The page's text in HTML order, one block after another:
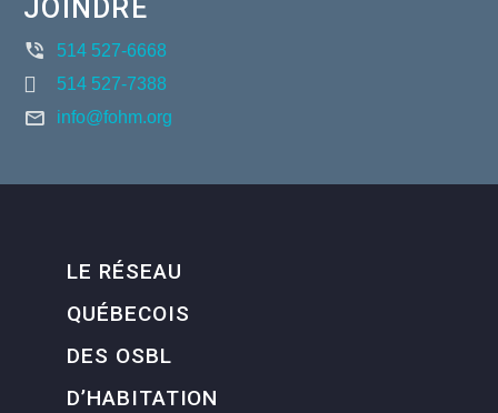
JOINDRE
514 527-6668
514 527-7388
info@fohm.org
LE RÉSEAU
QUÉBECOIS
DES OSBL
D’HABITATION